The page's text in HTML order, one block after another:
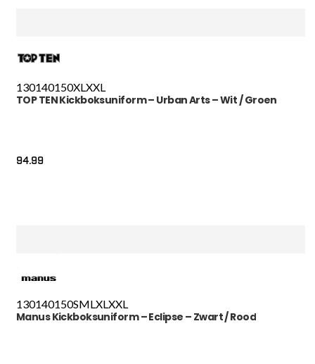
130140150XLXXL
TOP TEN Kickboksuniform – Urban Arts – Wit / Groen
94.99
130140150SMLXLXXL
Manus Kickboksuniform – Eclipse – Zwart / Rood